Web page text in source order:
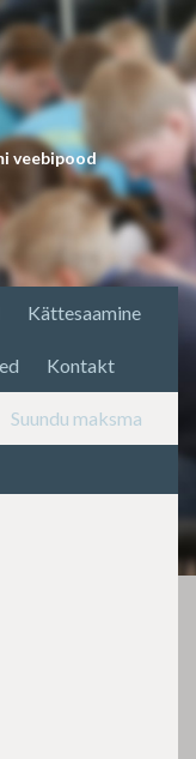
veebipood
Kättesaamine
Kontakt
Suundu maksma